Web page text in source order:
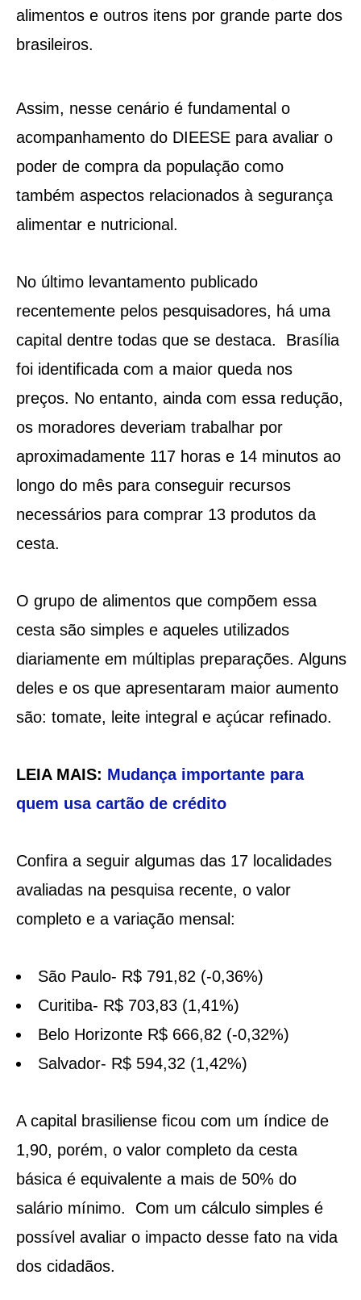
alimentos e outros itens por grande parte dos
brasileiros.
Assim, nesse cenário é fundamental o
acompanhamento do DIEESE para avaliar o
poder de compra da população como
também aspectos relacionados à segurança
alimentar e nutricional.
No último levantamento publicado
recentemente pelos pesquisadores, há uma
capital dentre todas que se destaca. Brasília
foi identificada com a maior queda nos
preços. No entanto, ainda com essa redução,
os moradores deveriam trabalhar por
aproximadamente 117 horas e 14 minutos ao
longo do mês para conseguir recursos
necessários para comprar 13 produtos da
cesta.
O grupo de alimentos que compõem essa
cesta são simples e aqueles utilizados
diariamente em múltiplas preparações. Alguns
deles e os que apresentaram maior aumento
são: tomate, leite integral e açúcar refinado.
LEIA MAIS: Mudança importante para
quem usa cartão de crédito
Confira a seguir algumas das 17 localidades
avaliadas na pesquisa recente, o valor
completo e a variação mensal:
São Paulo- R$ 791,82 (-0,36%)
Curitiba- R$ 703,83 (1,41%)
Belo Horizonte R$ 666,82 (-0,32%)
Salvador- R$ 594,32 (1,42%)
A capital brasiliense ficou com um índice de
1,90, porém, o valor completo da cesta
básica é equivalente a mais de 50% do
salário mínimo. Com um cálculo simples é
possível avaliar o impacto desse fato na vida
dos cidadãos.